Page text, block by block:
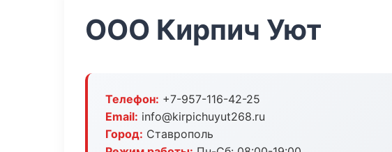
ООО Кирпич Уют
Телефон: +7-957-116-42-25
Email: info@kirpichuyut268.ru
Город: Ставрополь